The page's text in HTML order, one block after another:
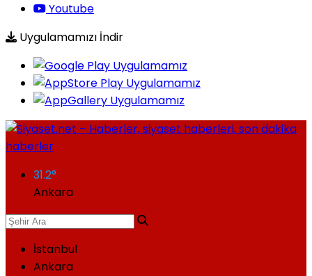
Youtube
Uygulamamızı İndir
31.2°
Ankara
İstanbul
Ankara